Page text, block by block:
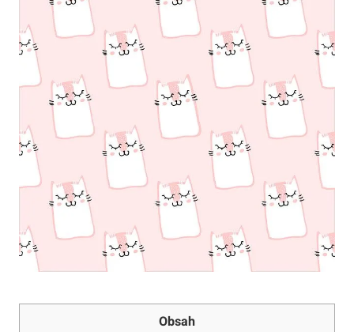
Obsah